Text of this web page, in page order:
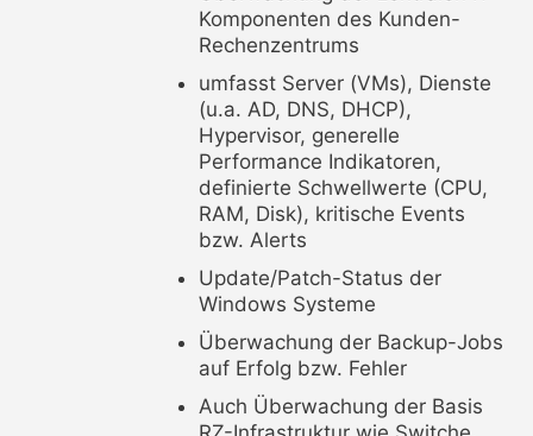
Komponenten des Kunden-
Rechenzentrums
umfasst Server (VMs), Dienste
(u.a. AD, DNS, DHCP),
Hypervisor, generelle
Performance Indikatoren,
definierte Schwellwerte (CPU,
RAM, Disk), kritische Events
bzw. Alerts
Update/Patch-Status der
Windows Systeme
Überwachung der Backup-Jobs
auf Erfolg bzw. Fehler
Auch Überwachung der Basis